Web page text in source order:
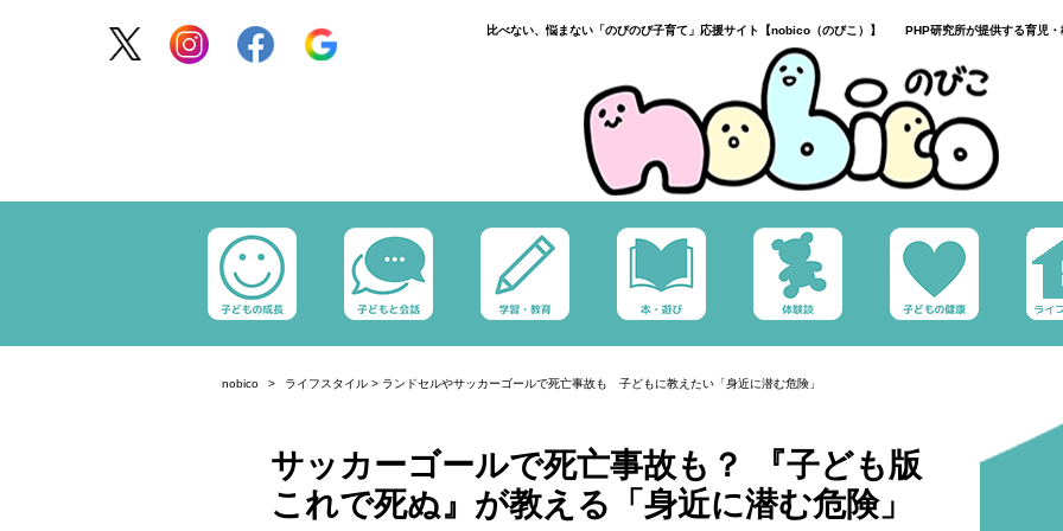
比べない、悩まない「のびのび子育て」応援サイト【nobico（のびこ）】 PHP研究所が提供する育児・
nobico ライフスタイル > ランドセルやサッカーゴールで死亡事故も 子どもに教えたい「身近に潜む危険」
サッカーゴールで死亡事故も？ 『子ども版
これで死ぬ』が教える「身近に潜む危険」